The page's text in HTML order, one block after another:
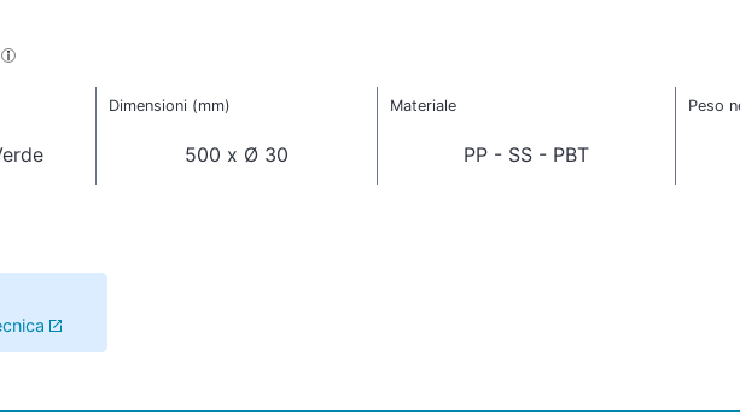
Dimensioni (mm) Materiale Peso
500 x Ø 30 PP - SS - PBT